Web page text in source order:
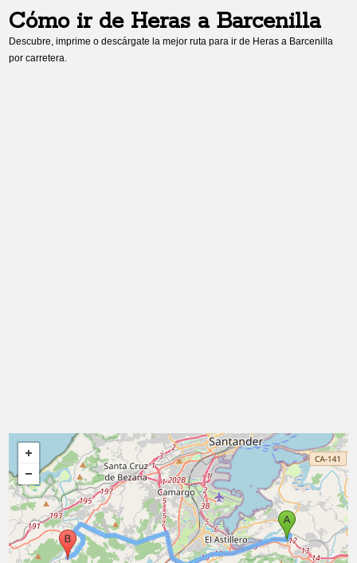
Cómo ir de Heras a Barcenilla
Descubre, imprime o descárgate la mejor ruta para ir de Heras a Barcenilla
por carretera.